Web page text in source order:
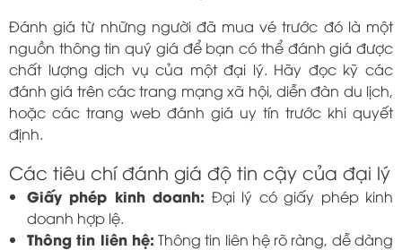
Đánh giá từ những người đã mua vé trước đó là một
nguồn thông tin quý giá để bạn có thể đánh giá được
chất lượng dịch vụ của một đại lý. Hãy đọc kỹ các
đánh giá trên các trang mạng xã hội, diễn đàn du lịch,
hoặc các trang web đánh giá uy tín trước khi quyết
định.
Các tiêu chí đánh giá độ tin cậy của đại lý
Giấy phép kinh doanh: Đại lý có giấy phép kinh
doanh hợp lệ.
Thông tin liên hệ: Thông tin liên hệ rõ ràng, dễ dàng